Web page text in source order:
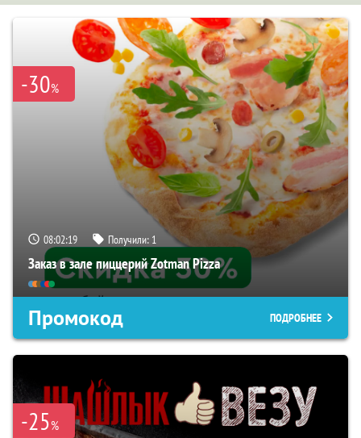
-30%
08:02:18 Получили: 1
Заказ в зале пиццерий Zotman Pizza
Промокод ПОДРОБНЕЕ
-25%